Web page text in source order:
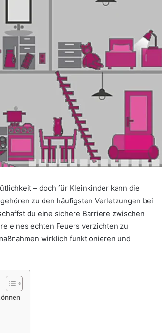
– doch für Kleinkinder kann die
zu den häufigsten Verletzungen bei
du eine sichere Barriere zwischen
eines echten Feuers verzichten zu
wirklich funktionieren und